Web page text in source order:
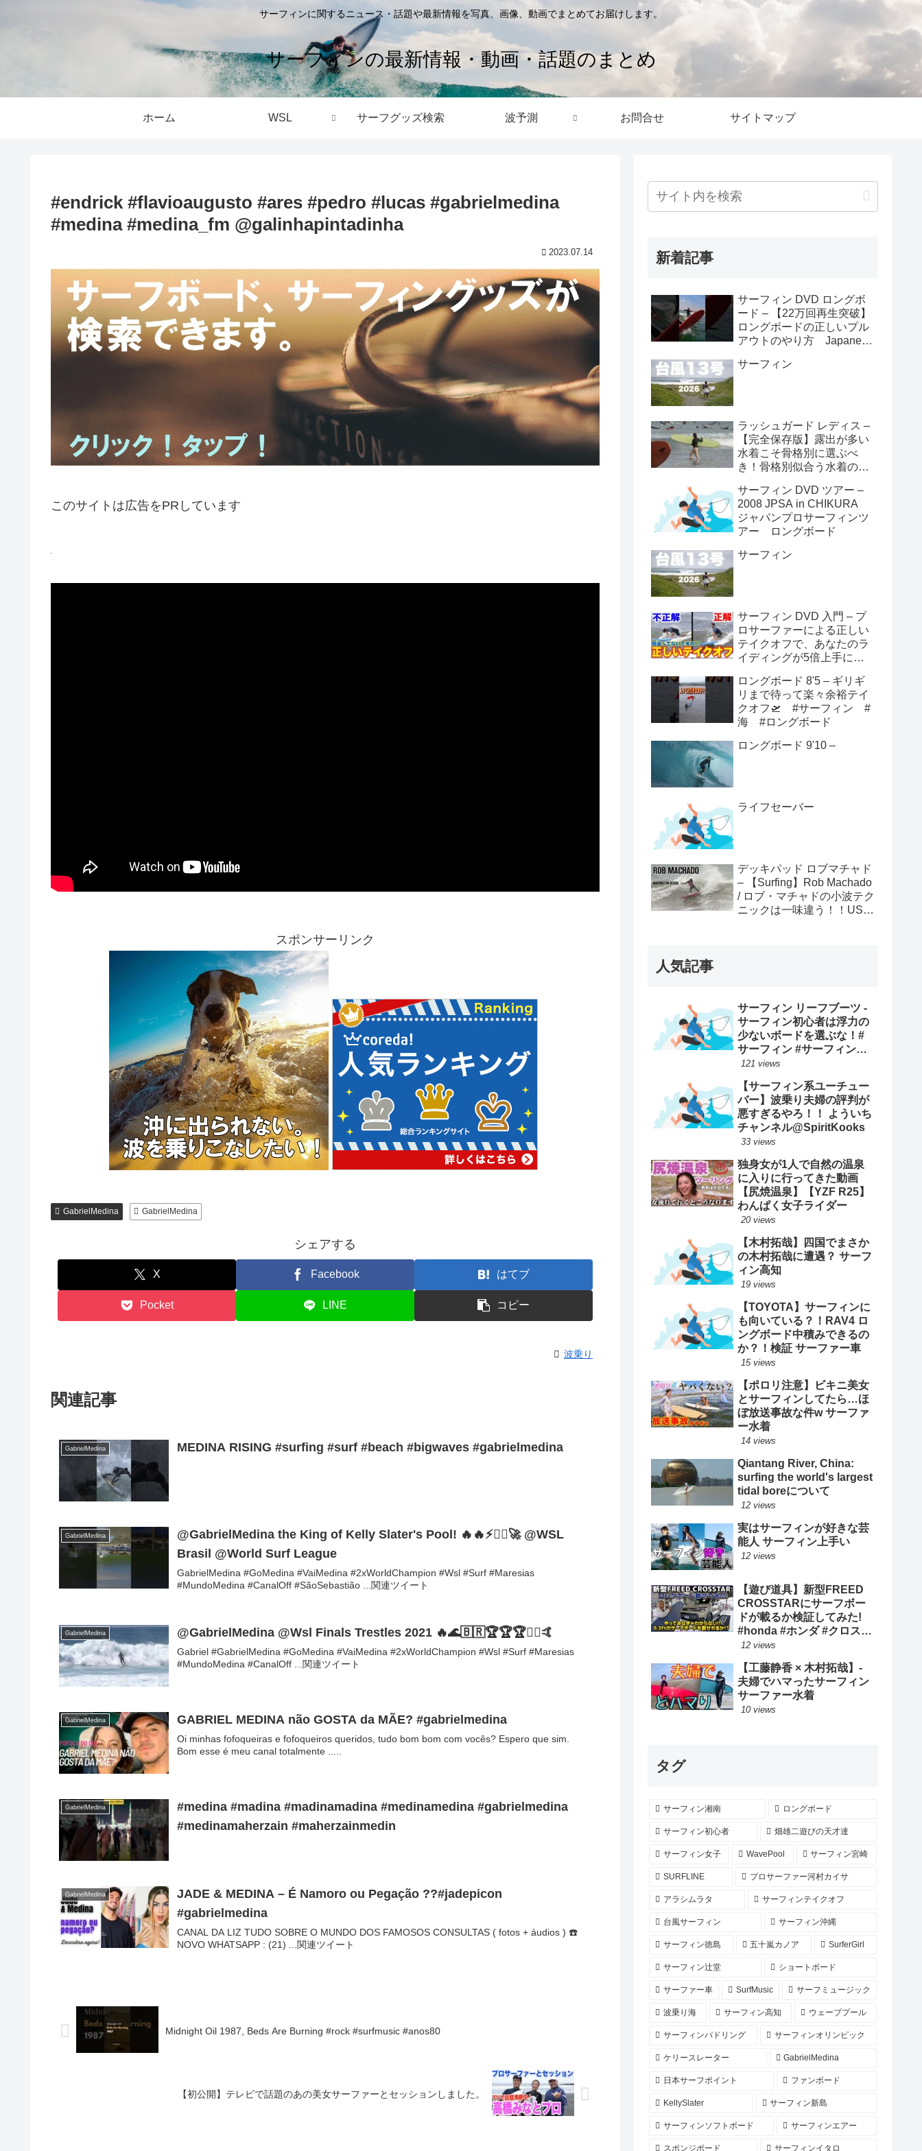
サーフィンに関するニュース・話題や最新情報を写真、画像、動画でまとめてお届けします。
サーフィンの最新情報・動画・話題のまとめ
ホーム WSL サーフグッズ検索 波予測 お問合せ サイトマップ
#endrick #flavioaugusto #ares #pedro #lucas #gabrielmedina
#medina #medina_fm @galinhapintadinha
2023.07.14
このサイトは広告をPRしています
スポンサーリンク
GabrielMedina GabrielMedina
シェアする
X Facebook はてブ
Pocket LINE コピー
波乗り
関連記事
GabrielMedina MEDINA RISING #surfing #surf #beach #bigwaves #gabrielmedina
GabrielMedina
@GabrielMedina the King of Kelly Slater's Pool! 🔥🔥⚡🏄‍♂️🚀 @WSL
Brasil @World Surf League
GabrielMedina #GoMedina #VaiMedina #2xWorldChampion #Wsl #Surf #Maresias
#MundoMedina #CanalOff #SãoSebastião ...関連ツイート
GabrielMedina @GabrielMedina @Wsl Finals Trestles 2021 🔥🌊🇧🇷🏆🏆🏆🏄‍♂️🤙
Gabriel #GabrielMedina #GoMedina #VaiMedina #2xWorldChampion #Wsl #Surf #Maresias
#MundoMedina #CanalOff ...関連ツイート
GabrielMedina GABRIEL MEDINA não GOSTA da MÃE? #gabrielmedina
Oi minhas fofoqueiras e fofoqueiros queridos, tudo bom bom com vocês? Espero que sim.
Bom esse é meu canal totalmente .....
GabrielMedina
#medina #madina #madinamadina #medinamedina #gabrielmedina
#medinamaherzain #maherzainmedin
GabrielMedina
JADE & MEDINA – É Namoro ou Pegação ??#jadepicon
#gabrielmedina
CANAL DA LIZ TUDO SOBRE O MUNDO DOS FAMOSOS CONSULTAS ( fotos + áudios ) ☎️
NOVO WHATSAPP : (21) ...関連ツイート
Midnight Oil 1987, Beds Are Burning #rock #surfmusic #anos80
【初公開】テレビで話題のあの美女サーファーとセッションしました。
新着記事
サーフィン DVD ロングボ
ード – 【22万回再生突破】
ロングボードの正しいプル
アウトのやり方 Japanese
ロングボード #shorts
サーフィン
ラッシュガード レディス –
【完全保存版】露出が多い
水着こそ骨格別に選ぶべ
き！骨格別似合う水着の選
サーフィン DVD ツアー –
2008 JPSA in CHIKURA
ジャパンプロサーフィンツ
アー ロングボード
サーフィン
サーフィン DVD 入門 – プ
ロサーファーによる正しい
テイクオフで、あなたのラ
イディングが5倍上手にな
ロングボード 8'5 – ギリギ
リまで待って楽々余裕テイ
クオフ🛫 #サーフィン #
海 #ロングボード
ロングボード 9'10 –
ライフセーバー
デッキパッド ロブマチャド
– 【Surfing】Rob Machado
/ ロブ・マチャドの小波テク
ニックは一味違う！！USオ
人気記事
サーフィン リーフブーツ -
サーフィン初心者は浮力の
少ないボードを選ぶな！#
サーフィン #サーフィンス
クール #川畑友吾 #千葉 #湘
121 views
【サーフィン系ユーチュー
バー】波乗り夫婦の評判が
悪すぎるやろ！！ よういち
チャンネル@SpiritKooks
33 views
独身女が1人で自然の温泉
に入りに行ってきた動画
【尻焼温泉】【YZF R25】
わんぱく女子ライダー
20 views
【木村拓哉】四国でまさか
の木村拓哉に遭遇？ サーフ
ィン高知
19 views
【TOYOTA】サーフィンに
も向いている？！RAV4 ロ
ングボード中積みできるの
か？！検証 サーファー車
15 views
【ポロリ注意】ビキニ美女
とサーフィンしてたら…ほ
ぼ放送事故な件w サーファ
ー水着
14 views
Qiantang River, China:
surfing the world's largest
tidal boreについて
12 views
実はサーフィンが好きな芸
能人 サーフィン上手い
12 views
【遊び道具】新型FREED
CROSSTARにサーフボー
ドが載るか検証してみた!
#honda #ホンダ #クロスタ
ー #car #freed #フリード #
ード
12 views
【工藤静香 × 木村拓哉】-
夫婦でハマったサーフィン
サーファー水着
10 views
タグ
サーフィン湘南 ロングボード
サーフィン初心者 畑雄二遊びの天才達
サーフィン女子 WavePool サーフィン宮崎
SURFLINE プロサーファー河村カイサ
アラシムラタ サーフィンテイクオフ
台風サーフィン サーフィン沖縄
サーフィン徳島 五十嵐カノア SurferGirl
サーフィン辻堂 ショートボード
サーファー車 SurfMusic サーフミュージック
波乗り海 サーフィン高知 ウェーブプール
サーフィンパドリング サーフィンオリンピック
ケリースレーター GabrielMedina
日本サーフポイント ファンボード
KellySlater サーフィン新島
サーフィンソフトボード サーフィンエアー
スポンジボード サーフィンイタロ